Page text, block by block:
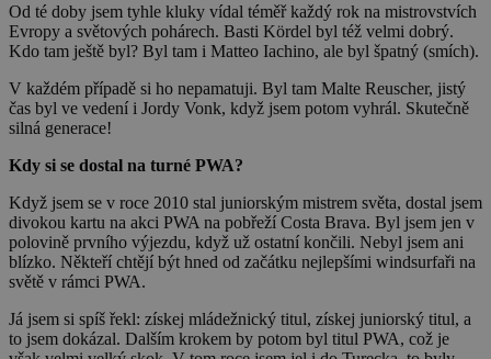
Od té doby jsem tyhle kluky vídal téměř každý rok na mistrovstvích
Evropy a světových pohárech. Basti Kördel byl též velmi dobrý.
Kdo tam ještě byl? Byl tam i Matteo Iachino, ale byl špatný (smích).
V každém případě si ho nepamatuji. Byl tam Malte Reuscher, jistý
čas byl ve vedení i Jordy Vonk, když jsem potom vyhrál. Skutečně
silná generace!
Kdy si se dostal na turné PWA?
Když jsem se v roce 2010 stal juniorským mistrem světa, dostal jsem
divokou kartu na akci PWA na pobřeží Costa Brava. Byl jsem jen v
polovině prvního výjezdu, když už ostatní končili. Nebyl jsem ani
blízko. Někteří chtějí být hned od začátku nejlepšími windsurfaři na
světě v rámci PWA.
Já jsem si spíš řekl: získej mládežnický titul, získej juniorský titul, a
to jsem dokázal. Dalším krokem by potom byl titul PWA, což je